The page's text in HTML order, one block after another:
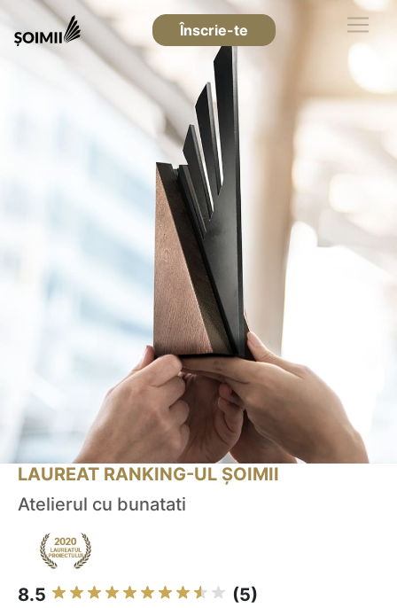
Înscrie-te
LAUREAT RANKING-UL ȘOIMII
Atelierul cu bunatati
8.5 (5)